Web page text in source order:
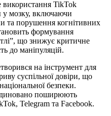
використання TikTok
у мозку, включаючи
та порушення когнітивних
формування
що знижує критичне
до маніпуляцій.
на інструмент для
суспільної довіри, що
безпеки.
поширюють
Telegram та Facebook.